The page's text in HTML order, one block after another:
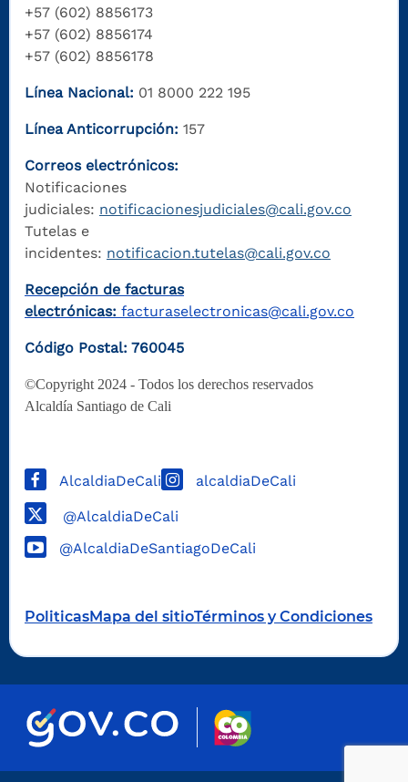
+57 (602) 8856173
+57 (602) 8856174
+57 (602) 8856178
Línea Nacional: 01 8000 222 195
Línea Anticorrupción: 157
Correos electrónicos:
Notificaciones
judiciales: notificacionesjudiciales@cali.gov.co
Tutelas e
incidentes: notificacion.tutelas@cali.gov.co
Recepción de facturas
electrónicas: facturaselectronicas@cali.gov.co
Código Postal: 760045
©Copyright 2024 - Todos los derechos reservados
Alcaldía Santiago de Cali
AlcaldiaDeCali alcaldiaDeCali
@AlcaldiaDeCali
@AlcaldiaDeSantiagoDeCali
PoliticasMapa del sitioTérminos y Condiciones